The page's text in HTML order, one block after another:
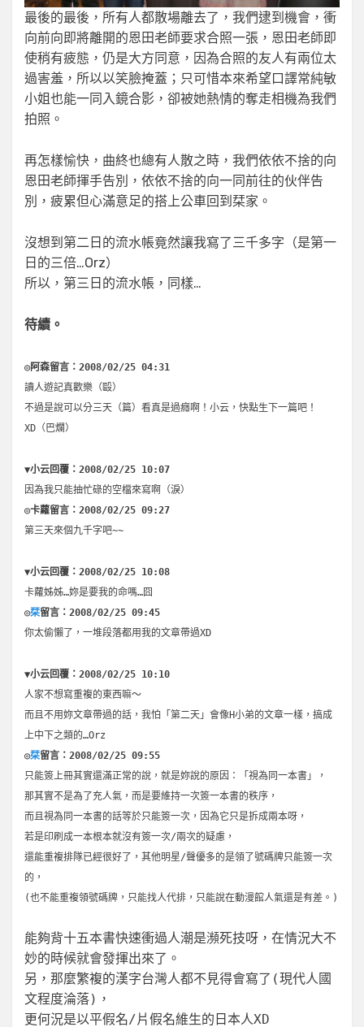
最後的最後，所有人都散場離去了，我們逮到機會，衝
向前向即將離開的恩田老師要求合照一張，恩田老師即
使稍有疲態，仍是大方同意，因為合照的友人有兩位太
過害羞，所以以笑臉掩蓋；只可惜本來希望口譯常純敏
小姐也能一同入鏡合影，卻被她熱情的奪走相機為我們
拍照。
再怎樣愉快，曲終也總有人散之時，我們依依不捨的向
恩田老師揮手告別，依依不捨的向一同前往的伙伴告
別，疲累但心滿意足的搭上公車回到栞家。
沒想到第二日的流水帳竟然讓我寫了三千多字（是第一
日的三倍…Orz）
所以，第三日的流水帳，同樣…
待續。
◎阿森留言：2008/02/25 04:31
讀人遊記真歡樂（毆）
不過是說可以分三天（篇）看真是過癮啊！小云，快點生下一篇吧！
XD（巴爛）
▼小云回覆：2008/02/25 10:07
因為我只能抽忙碌的空檔來寫啊（淚）
◎卡蘿留言：2008/02/25 09:27
第三天來個九千字吧~~
▼小云回覆：2008/02/25 10:08
卡蘿姊姊…妳是要我的命嗎…囧
◎栞留言：2008/02/25 09:45
你太偷懶了，一堆段落都用我的文章帶過XD
▼小云回覆：2008/02/25 10:10
人家不想寫重複的東西嘛～
而且不用妳文章帶過的話，我怕「第二天」會像H小弟的文章一樣，搞成
上中下之類的…Orz
◎栞留言：2008/02/25 09:55
只能簽上冊其實還滿正常的說，就是妳說的原因：「視為同一本書」，
那其實不是為了充人氣，而是要維持一次簽一本書的秩序，
而且視為同一本書的話等於只能簽一次，因為它只是拆成兩本呀，
若是印刷成一本根本就沒有簽一次/兩次的疑慮，
還能重複排隊已經很好了，其他明星/聲優多的是領了號碼牌只能簽一次
的，
(也不能重複領號碼牌，只能找人代排，只能說在動漫館人氣還是有差。)
能夠背十五本書快速衝過人潮是瀕死技呀，在情況大不
妙的時候就會發揮出來了。
另，那麼繁複的漢字台灣人都不見得會寫了(現代人國
文程度淪落)，
更何況是以平假名/片假名維生的日本人XD